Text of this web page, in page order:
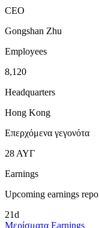
CEO
Gongshan Zhu
Employees
8,120
Headquarters
Hong Kong
Επερχόμενα γεγονότα
28 ΑΥΓ
Earnings
Upcoming earnings
21d
Μερίσματα Earnings